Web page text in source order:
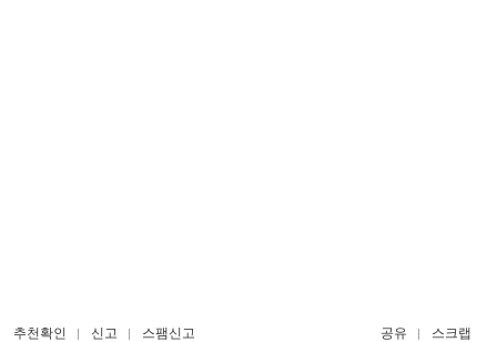
추천확인 신고 스팸신고 공유 스크랩